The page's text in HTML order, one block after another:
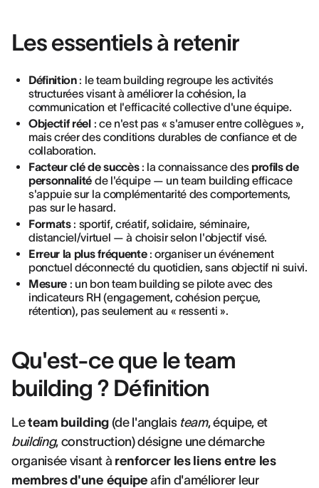
Les essentiels à retenir
Définition: le team building regroupe les activités
structurées visant à améliorer la cohésion, la
communication et l'efficacité collective d'une équipe.
Objectif réel: ce n'est pas « s'amuser entre collègues »,
mais créer des conditions durables de confiance et de
collaboration.
Facteur clé de succès: la connaissance des profils de
personnalité de l'équipe — un team building efficace
s'appuie sur la complémentarité des comportements,
pas sur le hasard.
Formats: sportif, créatif, solidaire, séminaire,
distanciel/virtuel — à choisir selon l'objectif visé.
Erreur la plus fréquente: organiser un événement
ponctuel déconnecté du quotidien, sans objectif ni suivi.
Mesure : un bon team building se pilote avec des
indicateurs RH (engagement, cohésion perçue,
rétention), pas seulement au « ressenti ».
Qu'est-ce que le team
building ? Définition
Leteam building(de l'anglais team, équipe, et
building, construction) désigne une démarche
organisée visant à renforcer les liens entre les
membres d'une équipe afin d'améliorer leur